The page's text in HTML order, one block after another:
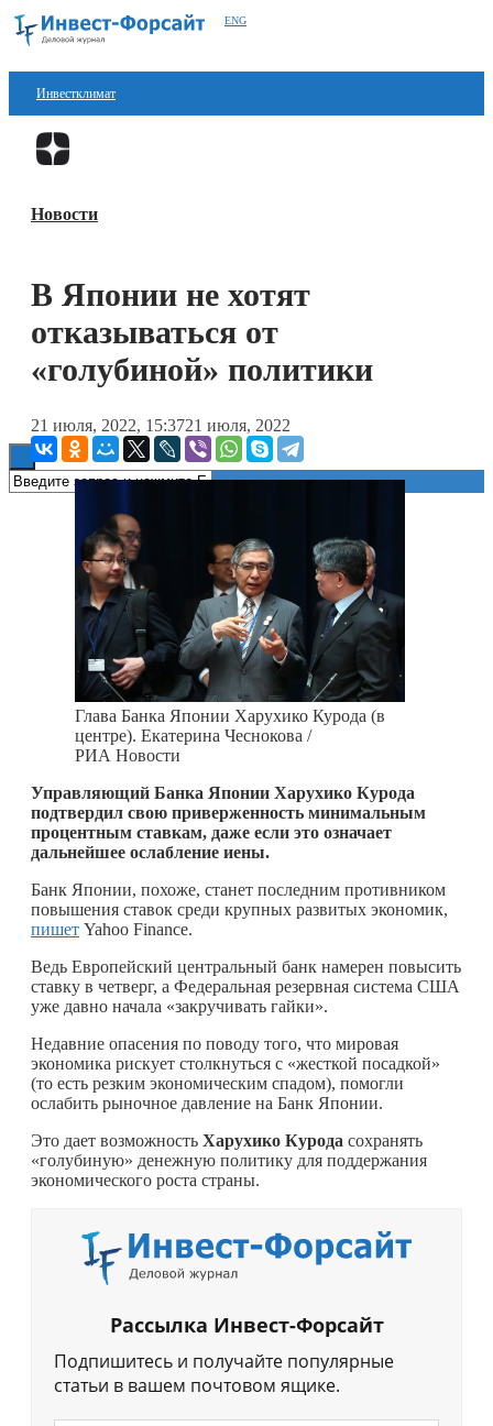
ENG
Инвестклимат
Финансы
Блокчейн
Новости
В Японии не хотят
отказываться от
«голубиной» политики
21 июля, 2022, 15:3721 июля, 2022
Глава Банка Японии Харухико Курода (в
центре). Екатерина Чеснокова /
РИА Новости
Управляющий Банка Японии Харухико Курода
подтвердил свою приверженность минимальным
процентным ставкам, даже если это означает
дальнейшее ослабление иены.
Банк Японии, похоже, станет последним противником
повышения ставок среди крупных развитых экономик,
пишет Yahoo Finance.
Ведь Европейский центральный банк намерен повысить
ставку в четверг, а Федеральная резервная система США
уже давно начала «закручивать гайки».
Недавние опасения по поводу того, что мировая
экономика рискует столкнуться с «жесткой посадкой»
(то есть резким экономическим спадом), помогли
ослабить рыночное давление на Банк Японии.
Это дает возможность Харухико Курода сохранять
«голубиную» денежную политику для поддержания
экономического роста страны.
Рассылка Инвест-Форсайт
Подпишитесь и получайте популярные
статьи в вашем почтовом ящике.